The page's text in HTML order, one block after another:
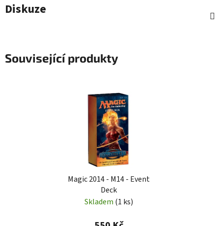
Diskuze
Související produkty
Magic 2014 - M14 - Event
Deck
Skladem (1 ks)